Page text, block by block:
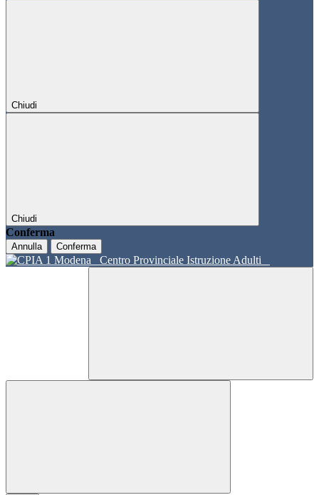
Chiudi
Chiudi
Conferma
Annulla Conferma
Centro Provinciale Istruzione Adulti